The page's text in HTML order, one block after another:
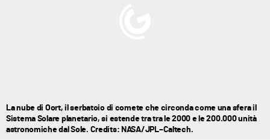
La nube di Oort, il serbatoio di comete che circonda come una sfera il
Sistema Solare planetario, si estende tra tra le 2000 e le 200.000 unità
astronomiche dal Sole. Credits: NASA/JPL–Caltech.